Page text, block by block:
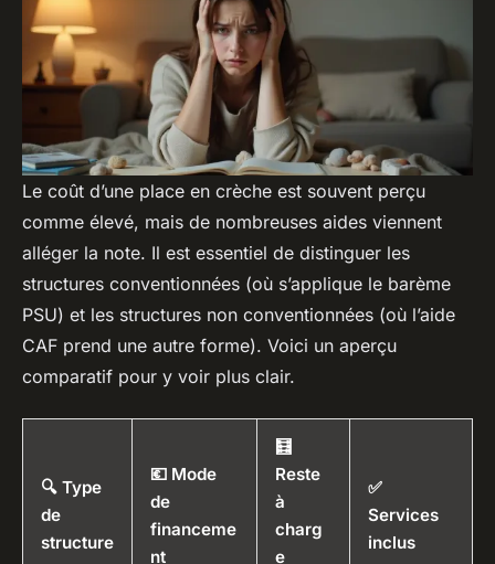
Le coût d’une place en crèche est souvent perçu
comme élevé, mais de nombreuses aides viennent
alléger la note. Il est essentiel de distinguer les
structures conventionnées (où s’applique le barème
PSU) et les structures non conventionnées (où l’aide
CAF prend une autre forme). Voici un aperçu
comparatif pour y voir plus clair.
🔍 Type
de
structure
💶 Mode
de
financeme
nt
🧮
Reste
à
charg
e
✅
Services
inclus